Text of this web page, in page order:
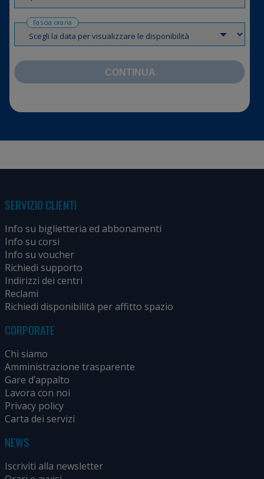
Fascia oraria
CONTINUA
SERVIZIO CLIENTI
Info su biglietteria ed abbonamenti
Info su corsi
Info su voucher
Richiedi supporto
Indirizzi dei centri
Reclami
Richiedi disponibilità per affitto spazio
CORPORATE
Chi siamo
Amministrazione trasparente
Gare d’appalto
Lavora con noi
Privacy policy
Carta dei servizi
NEWS
Iscriviti alla newsletter